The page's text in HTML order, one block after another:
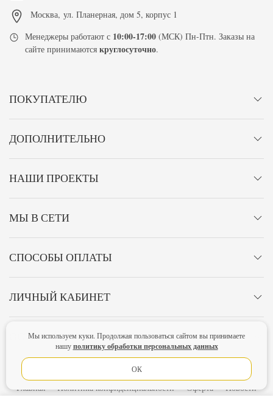
Москва, ул. Планерная, дом 5, корпус 1
Менеджеры работают с 10:00-17:00 (МСК) Пн-Птн. Заказы на
сайте принимаютсякруглосуточно.
ПОКУПАТЕЛЮ
ДОПОЛНИТЕЛЬНО
НАШИ ПРОЕКТЫ
МЫ В СЕТИ
СПОСОБЫ ОПЛАТЫ
ЛИЧНЫЙ КАБИНЕТ
ОСТАВАЙТЕСЬ НА СВЯЗИ!
Главная Политика конфиденциальности Оферта Новости
Мы используем куки. Продолжая пользоваться сайтом вы принимаете
нашуполитику обработки персональных данных
ОК